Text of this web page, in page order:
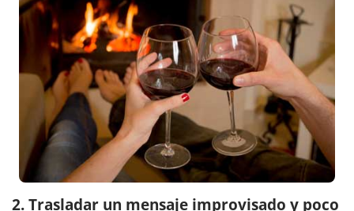
2. Trasladar un mensaje improvisado y poco